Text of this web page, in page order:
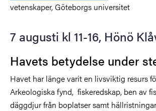
vetenskaper, Göteborgs universitet
7 augusti kl 11-16, Hönö
Havets betydelse under
Havet har länge varit en livsviktig resurs
Arkeologiska fynd, fiskeredskap, ben av
däggdjur från boplatser samt